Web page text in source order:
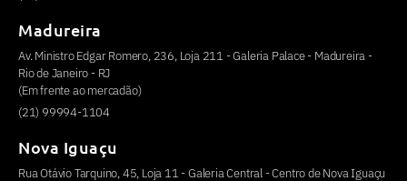
Madureira
Av. Ministro Edgar Romero, 236, Loja 211 - Galeria Palace - Madureira -
Rio de Janeiro - RJ
(Em frente ao mercadão)
(21) 99994-1104
Nova Iguaçu
Rua Otávio Tarquino, 45, Loja 11 - Galeria Central - Centro de Nova Iguaçu